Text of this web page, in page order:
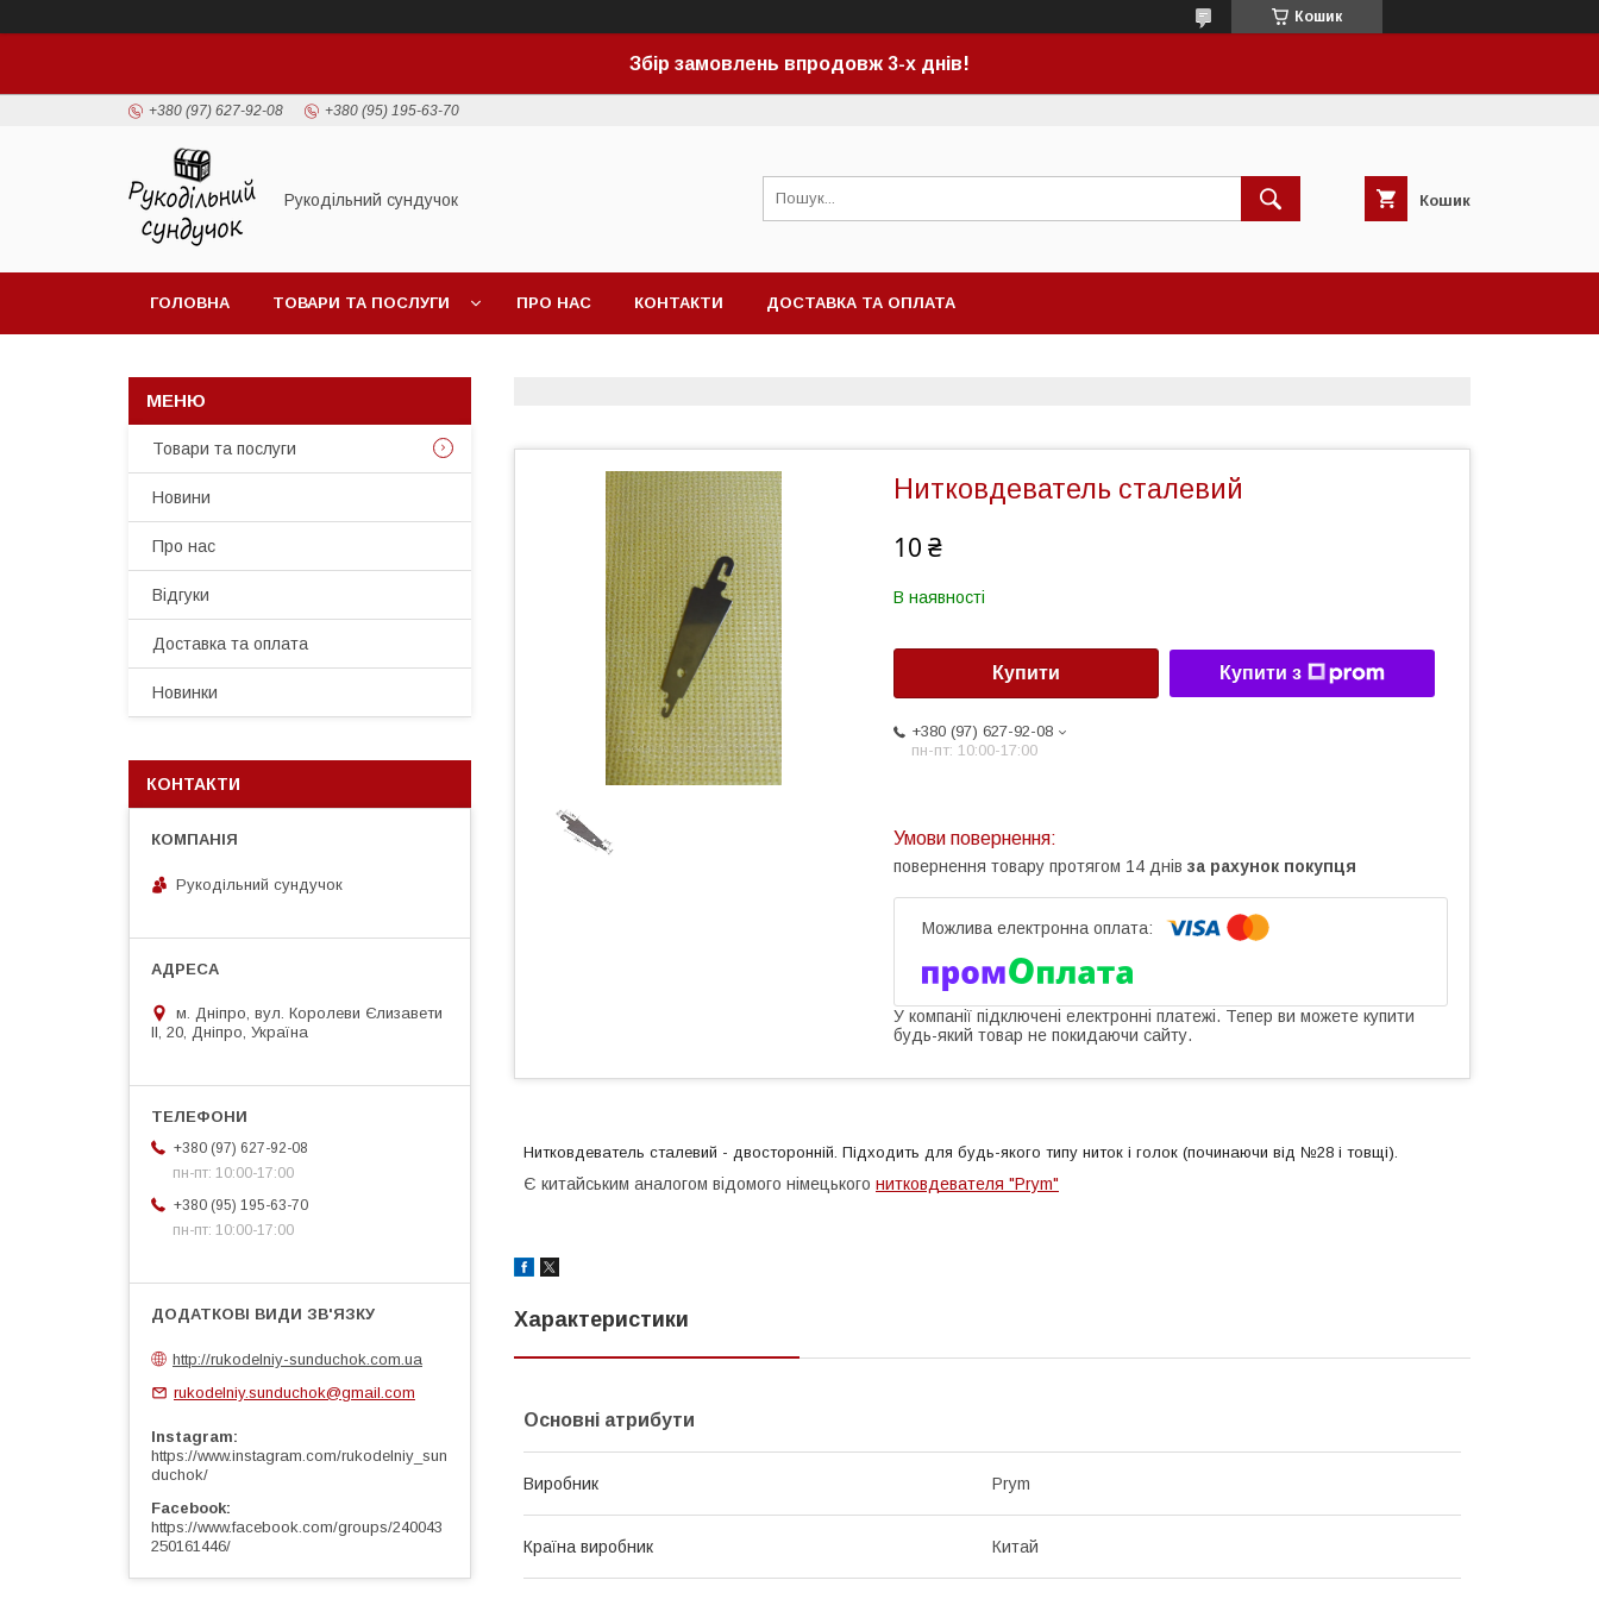
Кошик
Збір замовлень впродовж 3-х днів!
+380 (97) 627-92-08 +380 (95) 195-63-70
Рукодільний сундучок Кошик
ГОЛОВНА ТОВАРИ ТА ПОСЛУГИ ПРО НАС КОНТАКТИ ДОСТАВКА ТА ОПЛАТА
Нитковдеватель сталевий
10 ₴
В наявності
Купити Купити з
+380 (97) 627-92-08
пн-пт: 10:00-17:00
повернення товару протягом 14 днів за рахунок покупця
У компанії підключені електронні платежі. Тепер ви можете купити
будь-який товар не покидаючи сайту.
Нитковдеватель сталевий - двосторонній. Підходить для будь-якого типу ниток і голок (починаючи від №28 і товщі).
Є китайським аналогом відомого німецького нитковдевателя "Prym"
Характеристики
Основні атрибути
Виробник Prym
Країна виробник Китай
Товари та послуги
Новини
Про нас
Відгуки
Доставка та оплата
Новинки
КОНТАКТИ
Рукодільний сундучок
м. Дніпро, вул. Королеви Єлизавети
ІІ, 20, Дніпро, Україна
+380 (97) 627-92-08
пн-пт: 10:00-17:00
+380 (95) 195-63-70
пн-пт: 10:00-17:00
http://rukodelniy-sunduchok.com.ua
rukodelniy.sunduchok@gmail.com
Instagram
https://www.instagram.com/rukodelniy_sun
duchok/
Facebook
https://www.facebook.com/groups/240043
250161446/